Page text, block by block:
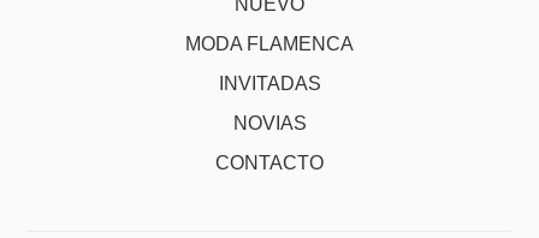
NUEVO
MODA FLAMENCA
INVITADAS
NOVIAS
CONTACTO